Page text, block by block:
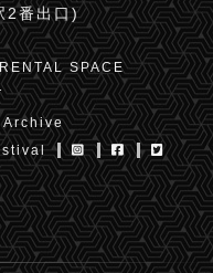
2番出口)
RENTAL SPACE
Archive